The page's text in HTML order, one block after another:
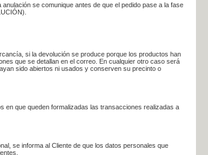
se comunique antes de que el pedido pase a la fase
si la devolución se produce porque los productos han
que se detallan en el correo. En cualquier otro caso será
sido abiertos ni usados y conserven su precinto o
en que queden formalizadas las transacciones realizadas a
se informa al Cliente de que los datos personales que